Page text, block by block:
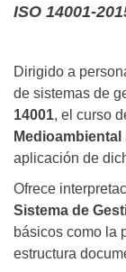
ISO 14001-
Dirigido a
de sistemas de
14001, el curso
Medioambiental
aplicación de
Ofrece
Sistema de
básicos como la
estructura